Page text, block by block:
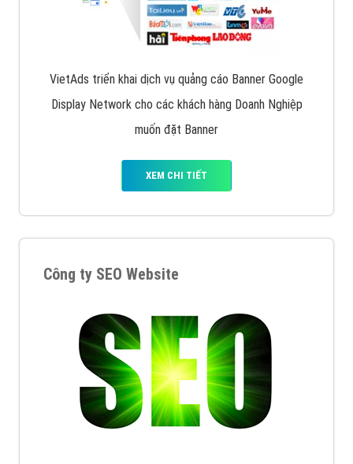
VietAds triển khai dịch vụ quảng cáo Banner Google
Display Network cho các khách hàng Doanh Nghiệp
muốn đặt Banner
XEM CHI TIẾT
Công ty SEO Website